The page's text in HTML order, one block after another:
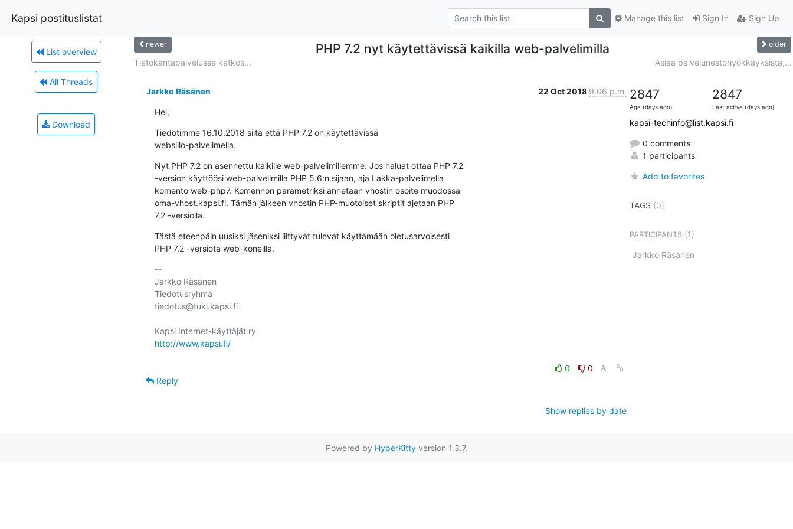
Kapsi postituslistat Sign In Sign Up
Manage this list
List overview
All Threads
Download
newer PHP 7.2 nyt käytettävissä kaikilla web-palvelimilla older
Tietokantapalvelussa katkos... Asiaa palvelunestohyökkäyksistä,...
Jarkko Räsänen 22 Oct 2018 9:06 p.m.
Hei,
Tiedotimme 16.10.2018 siitä että PHP 7.2 on käytettävissä
websiilo-palvelimella.
Nyt PHP 7.2 on asennettu kaikille web-palvelimillemme. Jos haluat ottaa PHP 7.2
-version käyttöösi web-palvelimilla PHP 5.6:n sijaan, aja Lakka-palvelimella
komento web-php7. Komennon parametriksi annetaan vhostin osoite muodossa
oma-vhost.kapsi.fi. Tämän jälkeen vhostin PHP-muotoiset skriptit ajetaan PHP
7.2 -versiolla.
Tästä eteenpäin uusiksi jäseniksi liittyvät tulevat käyttämään oletusarvoisesti
PHP 7.2 -versiota web-koneilla.
--
Jarkko Räsänen
Tiedotusryhmä
tiedotus@tuki.kapsi.fi
http://www.kapsi.fi/
0
0
Reply
Show replies by date
2847
Age (days ago)
2847
Last active (days ago)
kapsi-techinfo@list.kapsi.fi
0 comments
1 participants
Add to favorites
TAGS (0)
PARTICIPANTS(1)
Jarkko Räsänen
Powered by HyperKittyversion 1.3.7.